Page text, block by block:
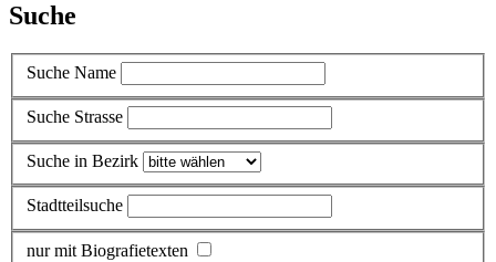
Suche
Suche Name
Suche Strasse
Suche in Bezirk
Stadtteilsuche
nur mit Biografietexten